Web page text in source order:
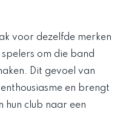
voor dezelfde merken
om die band
Dit gevoel van
en brengt
hun club naar een